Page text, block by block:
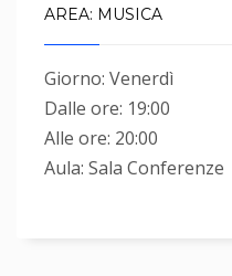
AREA: MUSICA
Giorno: Venerdì
Dalle ore: 19:00
Alle ore: 20:00
Aula: Sala Conferenze